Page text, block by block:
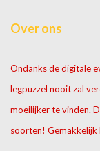
Over ons
Ondanks de digitale
legpuzzel nooit zal
moeilijker te vinden.
soorten! Gemakkelijk